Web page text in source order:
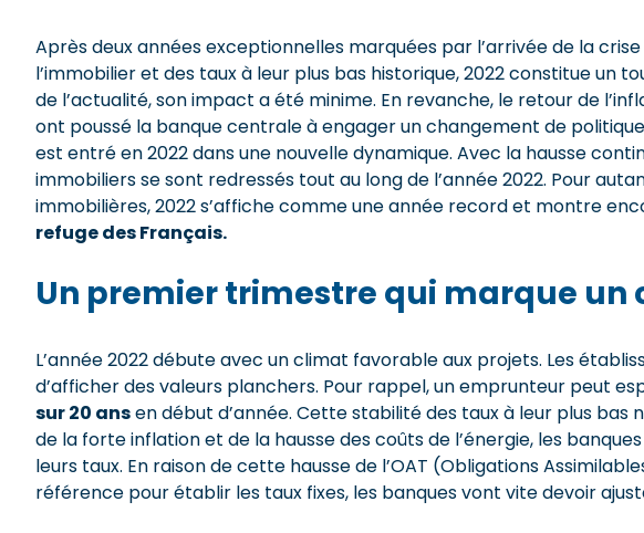
Après deux années exceptionnelles marquées par l’arrivée de la
l’immobilier et des taux à leur plus bas historique, 2022 constitue un
de l’actualité, son impact a été minime. En revanche, le retour de
ont poussé la banque centrale à engager un changement de
est entré en 2022 dans une nouvelle dynamique. Avec la hausse
immobiliers se sont redressés tout au long de l’année 2022. Pour
immobilières, 2022 s’affiche comme une année record et montre
refuge des Français.
Un premier trimestre qui marque un
L’année 2022 débute avec un climat favorable aux projets. Les
d’afficher des valeurs planchers. Pour rappel, un emprunteur peut
sur 20 ansen début d’année. Cette stabilité des taux à leur plus bas
de la forte inflation et de la hausse des coûts de l’énergie, les
leurs taux. En raison de cette hausse de l’OAT (Obligations
référence pour établir les taux fixes, les banques vont vite devoir